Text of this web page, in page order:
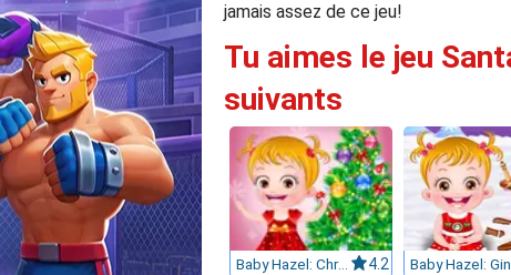
jamais assez de ce jeu!
Tu aimes le jeu
suivants
Baby Hazel: Christmas Time 4.2